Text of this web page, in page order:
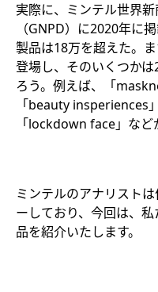
実際に、ミンテル世界
（GNPD）に2020年に
製品は18万を超えた。
登場し、そのいくつか
ろう。例えば、「
「beauty insperiences
「lockdown face」など
ミンテルのアナリスト
ーしており、今回は、
品を紹介いたします。